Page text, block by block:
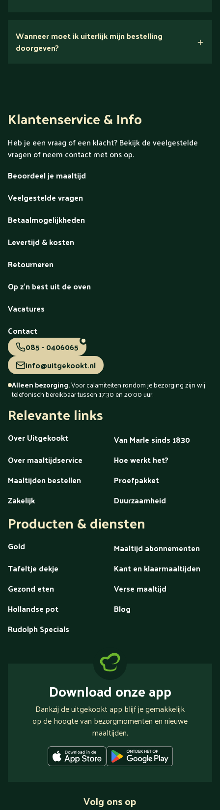
Ontdek alles over Gold
Wanneer moet ik uiterlijk mijn bestelling
doorgeven?
Klantenservice & Info
Heb je een vraag of een klacht? Bekijk de veelgestelde
vragen of neem contact met ons op.
Beoordeel je maaltijd
Veelgestelde vragen
Betaalmogelijkheden
Levertijd & kosten
Retourneren
Op z'n best uit de oven
Vacatures
Contact
085 - 0406065
info@uitgekookt.nl
Alleen bezorging.Voor calamiteiten rondom je bezorging zijn wij
telefonisch bereikbaar tussen 17:30 en 20:00 uur.
Relevante links
Over Uitgekookt
Van Marle sinds 1830
Over maaltijdservice
Hoe werkt het?
Maaltijden bestellen
Proefpakket
Zakelijk
Duurzaamheid
Producten & diensten
Gold
Maaltijd abonnementen
Tafeltje dekje
Kant en klaarmaaltijden
Gezond eten
Verse maaltijd
Hollandse pot
Blog
Rudolph Specials
Download onze app
Dankzij de uitgekookt app blijf je gemakkelijk
op de hoogte van bezorgmomenten en nieuwe
maaltijden.
Volg ons op